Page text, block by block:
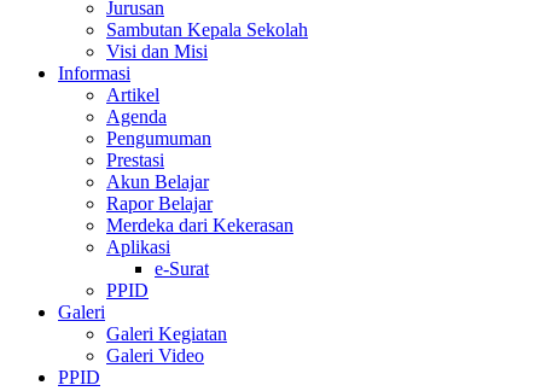
Jurusan
Sambutan Kepala Sekolah
Visi dan Misi
Informasi
Artikel
Agenda
Pengumuman
Prestasi
Akun Belajar
Rapor Belajar
Merdeka dari Kekerasan
Aplikasi
e-Surat
PPID
Galeri
Galeri Kegiatan
Galeri Video
PPID